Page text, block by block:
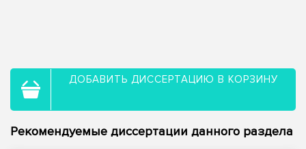
ДОБАВИТЬ ДИССЕРТАЦИЮ В КОРЗИНУ
Рекомендуемые диссертации данного раздела